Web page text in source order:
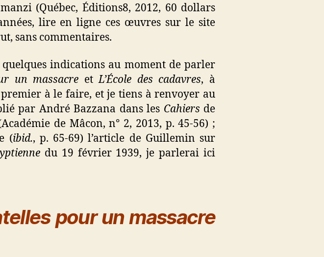
(Québec, Éditions8, 2012, 60 dollars
lire en ligne ces œuvres sur le site
sans commentaires.
indications au moment de parler
un massacre etL’École des cadavres, à
à le faire, et je tiens à renvoyer au
par André Bazzana dans les Cahiers de
de Mâcon, n° 2, 2013, p. 45-56) ;
(ibid., p. 65-69) l’article de Guillemin sur
du 19 février 1939, je parlerai ici
pour un massacre